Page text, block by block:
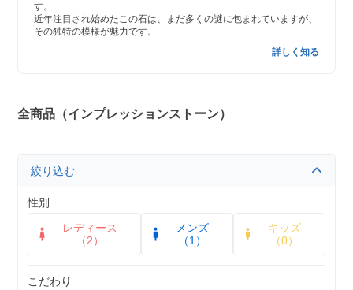
す。
近年注目され始めたこの石は、まだ多くの謎に包まれていますが、
その独特の模様が魅力です。
詳しく知る
全商品（インプレッションストーン）
絞り込む
性別
レディース
（2）
メンズ
（1）
キッズ
（0）
こだわり